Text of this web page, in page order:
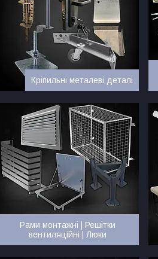
Кріпильні металеві деталі
Рами монтажні | Решітки
вентиляційні | Люки